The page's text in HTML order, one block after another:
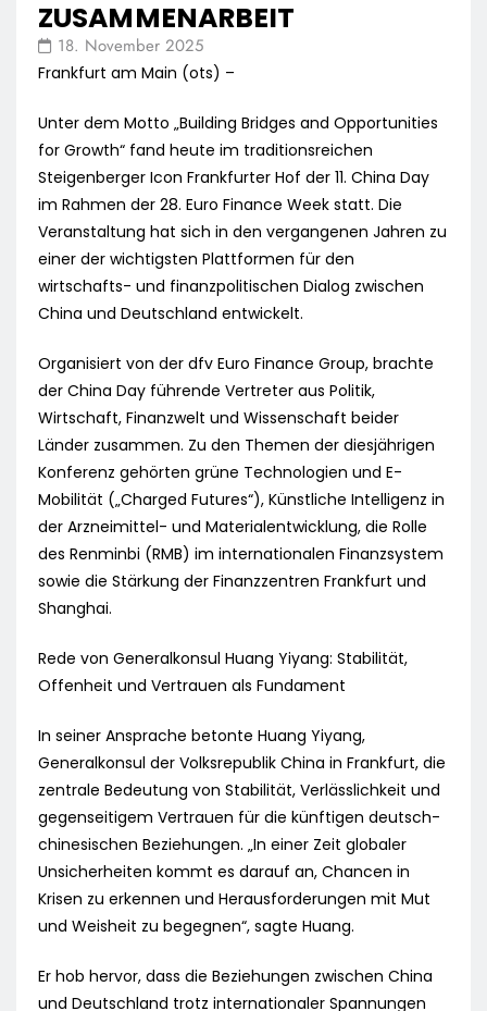
ZUSAMMENARBEIT
18. November 2025
Frankfurt am Main (ots) –
Unter dem Motto „Building Bridges and Opportunities
for Growth“ fand heute im traditionsreichen
Steigenberger Icon Frankfurter Hof der 11. China Day
im Rahmen der 28. Euro Finance Week statt. Die
Veranstaltung hat sich in den vergangenen Jahren zu
einer der wichtigsten Plattformen für den
wirtschafts- und finanzpolitischen Dialog zwischen
China und Deutschland entwickelt.
Organisiert von der dfv Euro Finance Group, brachte
der China Day führende Vertreter aus Politik,
Wirtschaft, Finanzwelt und Wissenschaft beider
Länder zusammen. Zu den Themen der diesjährigen
Konferenz gehörten grüne Technologien und E-
Mobilität („Charged Futures“), Künstliche Intelligenz in
der Arzneimittel- und Materialentwicklung, die Rolle
des Renminbi (RMB) im internationalen Finanzsystem
sowie die Stärkung der Finanzzentren Frankfurt und
Shanghai.
Rede von Generalkonsul Huang Yiyang: Stabilität,
Offenheit und Vertrauen als Fundament
In seiner Ansprache betonte Huang Yiyang,
Generalkonsul der Volksrepublik China in Frankfurt, die
zentrale Bedeutung von Stabilität, Verlässlichkeit und
gegenseitigem Vertrauen für die künftigen deutsch-
chinesischen Beziehungen. „In einer Zeit globaler
Unsicherheiten kommt es darauf an, Chancen in
Krisen zu erkennen und Herausforderungen mit Mut
und Weisheit zu begegnen“, sagte Huang.
Er hob hervor, dass die Beziehungen zwischen China
und Deutschland trotz internationaler Spannungen